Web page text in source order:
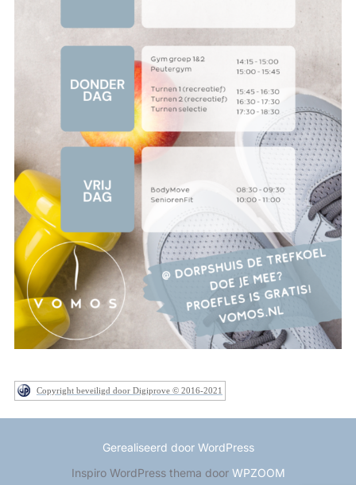
Copyright beveiligd door Digiprove © 2016-2021
Gerealiseerd door WordPress
Inspiro WordPress thema door WPZOOM